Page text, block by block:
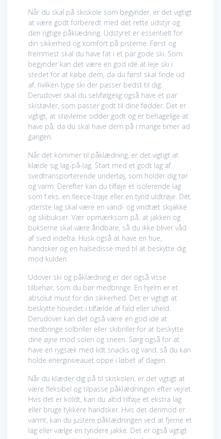
Når du skal på skiskole som begynder, er det vigtigt
at være godt forberedt med det rette udstyr og
den rigtige påklædning. Udstyret er essentielt for
din sikkerhed og komfort på pisterne. Først og
fremmest skal du have fat i et par gode ski. Som
begynder kan det være en god idé at leje ski i
stedet for at købe dem, da du først skal finde ud
af, hvilken type ski der passer bedst til dig.
Derudover skal du selvfølgelig også have et par
skistøvler, som passer godt til dine fødder. Det er
vigtigt, at støvlerne sidder godt og er behagelige at
have på, da du skal have dem på i mange timer ad
gangen.
Når det kommer til påklædning, er det vigtigt at
klæde sig lag-på-lag. Start med et godt lag af
svedtransporterende undertøj, som holder dig tør
og varm. Derefter kan du tilføje et isolerende lag
som f.eks. en fleece-trøje eller en tynd uldtrøje. Det
yderste lag skal være en vand- og vindtæt skijakke
og skibukser. Vær opmærksom på, at jakken og
bukserne skal være åndbare, så du ikke bliver våd
af sved indefra. Husk også at have en hue,
handsker og en halsedisse med til at beskytte dig
mod kulden.
Udover ski og påklædning er der også visse
tilbehør, som du bør medbringe. En hjelm er et
absolut must for din sikkerhed. Det er vigtigt at
beskytte hovedet i tilfælde af fald eller uheld.
Derudover kan det også være en god idé at
medbringe solbriller eller skibriller for at beskytte
dine øjne mod solen og sneen. Sørg også for at
have en rygsæk med lidt snacks og vand, så du kan
holde energiniveauet oppe i løbet af dagen.
Når du klæder dig på til skiskolen, er det vigtigt at
være fleksibel og tilpasse påklædningen efter vejret.
Hvis det er koldt, kan du altid tilføje et ekstra lag
eller bruge tykkere handsker. Hvis det derimod er
varmt, kan du justere påklædningen ved at fjerne et
lag eller vælge en tyndere jakke. Det er også vigtigt